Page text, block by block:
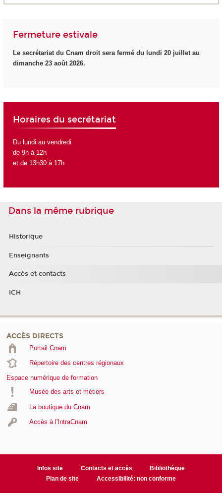
Fermeture estivale
Le secrétariat du Cnam droit sera fermé du lundi 20 juillet au
dimanche 23 août 2026.
Horaires du secrétariat
Du lundi au vendredi
de 9h à 12h
et de 13h30 à 17h
Dans la même rubrique
Historique
Enseignants
Accès et contacts
ICH
ACCÈS DIRECTS
Portail Cnam
Répertoire des centres régionaux
Espace numérique de formation
Musée des arts et métiers
La boutique du Cnam
Accès à l'IntraCnam
Infos site Contacts et accès
Bibliothèque
Plan de site
Accessibilité: non conforme